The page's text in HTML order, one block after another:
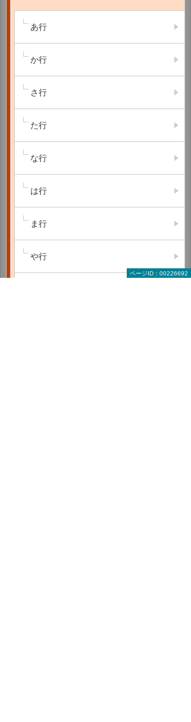
ページID：00226692
あ行
か行
さ行
た行
な行
は行
ま行
や行